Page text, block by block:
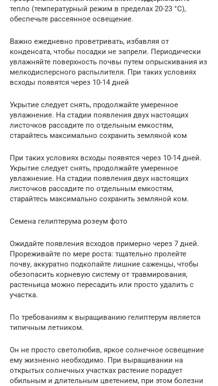
тепло (температурный режим в пределах 20-23 °C),
обеспечьте рассеянное освещение.
Важно ежедневно проветривать, избавляя от
конденсата, чтобы посадки не запрели. Периодически
увлажняйте поверхность почвы путем опрыскивания из
мелкодисперсного распылителя. При таких условиях
всходы появятся через 10-14 дней
Укрытие следует снять, продолжайте умеренное
увлажнение. На стадии появления двух настоящих
листочков рассадите по отдельным емкостям,
старайтесь максимально сохранить земляной ком
При таких условиях всходы появятся через 10-14 дней.
Укрытие следует снять, продолжайте умеренное
увлажнение. На стадии появления двух настоящих
листочков рассадите по отдельным емкостям,
старайтесь максимально сохранить земляной ком.
Семена гелиптерума розеум фото
Ожидайте появления всходов примерно через 7 дней.
Прореживайте по мере роста: тщательно пролейте
почву, аккуратно подкопайте лишние саженцы, чтобы
обезопасить корневую систему от травмирования,
растеньица можно пересадить или просто удалить с
участка.
По требованиям к выращиванию гелиптерум является
типичным летником.
Он не просто светолюбив, яркое солнечное освещение
ему жизненно необходимо. При выращивании на
открытых солнечных участках растение порадует
обильным и длительным цветением, при этом болезни